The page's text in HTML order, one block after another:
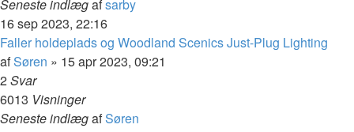
Seneste indlægafsarby
16 sep 2023, 22:16
Faller holdeplads og Woodland Scenics Just-Plug Lighting
afSøren » 15 apr 2023, 09:21
2Svar
6013 Visninger
Seneste indlægafSøren